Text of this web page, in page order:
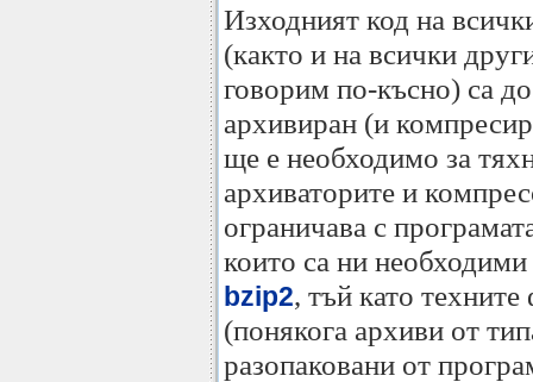
Изходният код на
(както и на всички
говорим по-късно) са
архивиран (и
ще е необходимо за
архиваторите и
ограничава с
които са ни
bzip2, тъй като
(понякога архиви от
разопаковани от